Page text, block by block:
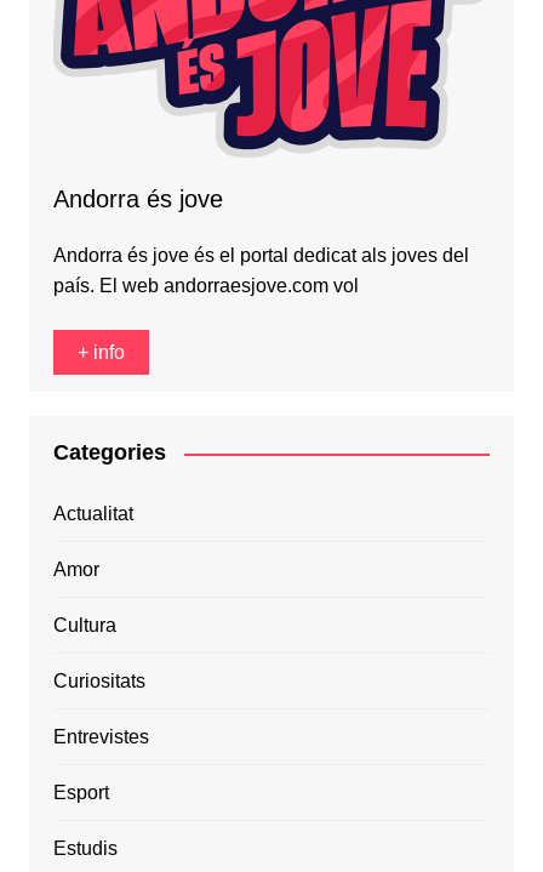
Andorra és jove
Andorra és jove és el portal dedicat als joves del
país. El web andorraesjove.com vol
+ info
Categories
Actualitat
Amor
Cultura
Curiositats
Entrevistes
Esport
Estudis